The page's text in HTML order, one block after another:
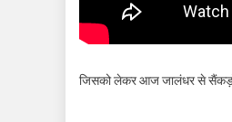
जिसको लेकर आज जालंधर से सैंकड़ों